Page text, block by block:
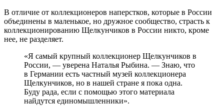
В отличие от коллекционеров наперстков, которые в России
объединены в маленькое, но дружное сообщество, страсть к
коллекционированию Щелкунчиков в России никто, кроме
нее, не разделяет.
«Я самый крупный коллекционер Щелкунчиков в
России, — уверена Наталья Рыбина. — Знаю, что
в Германии есть частный музей коллекционера
Щелкунчиков, но в нашей стране я пока одна.
Буду рада, если с помощью этого материала
найдутся единомышленники».